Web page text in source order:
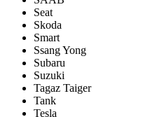
Seat
Skoda
Smart
Ssang Yong
Subaru
Suzuki
Tagaz Taiger
Tank
Tesla